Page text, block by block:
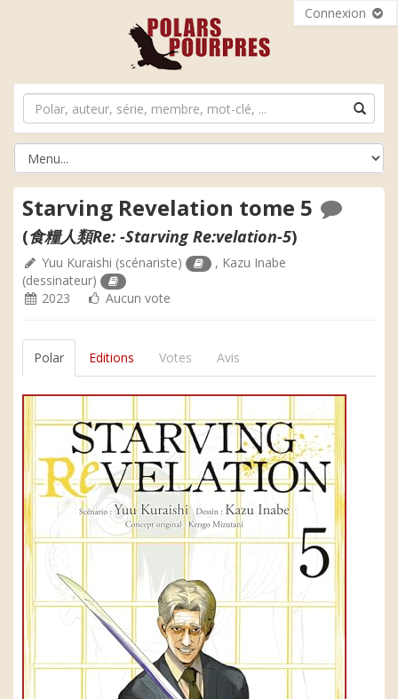
Connexion
Starving Revelation tome 5
(食糧人類Re: -Starving Re:velation-5)
Yuu Kuraishi (scénariste) , Kazu Inabe
(dessinateur)
2023
Aucun vote
Polar Editions Votes Avis